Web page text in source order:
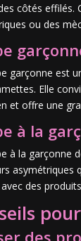
côtés effilés.
ou des
garçonne est
Elle
et offre une
à la
à la garçonne
asymétriques
des
des